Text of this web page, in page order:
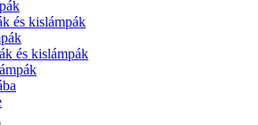
és kislámpák
és kislámpák